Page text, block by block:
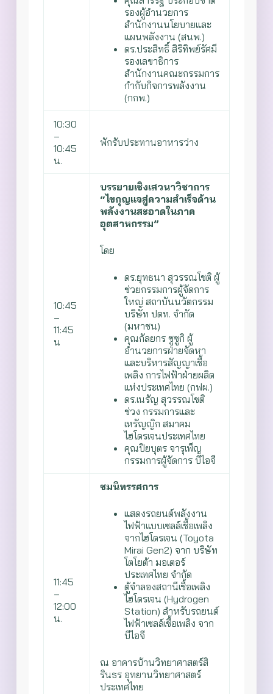
รองผู้อำนวยการ
สำนักงานนโยบายและ
แผนพลังงาน (สนพ.)
ดร.ประสิทธิ์ สิริทิพย์รัศมี
รองเลขาธิการ
สำนักงานคณะกรรมการ
กำกับกิจการพลังงาน
(กกพ.)
10:30
–
10:45
น.
พักรับประทานอาหารว่าง
10:45
–
11:45
น
บรรยายเชิงเสวนาวิชาการ
“ไขกุญแจสู่ความสำเร็จด้าน
พลังงานสะอาดในภาค
อุตสาหกรรม”
โดย
ดร.ยุทธนา สุวรรณโชติ ผู้
ช่วยกรรมการผู้จัดการ
ใหญ่ สถาบันนวัตกรรม
บริษัท ปตท. จำกัด
(มหาชน)
คุณกัลยกร ซูซูกิ ผู้
อำนวยการฝ่ายจัดหา
และบริหารสัญญาเชื้อ
เพลิง การไฟฟ้าฝ่ายผลิต
แห่งประเทศไทย (กฟผ.)
ดร.เนรัญ สุวรรณโชติ
ช่วง กรรมการและ
เหรัญญิก สมาคม
ไฮโดรเจนประเทศไทย
คุณปิยบุตร จารุเพ็ญ
กรรมการผู้จัดการ บีไอจี
11:45
–
12:00
น.
ชมนิทรรศการ
แสดงรถยนต์พลังงาน
ไฟฟ้าแบบเซลล์เชื้อเพลิง
จากไฮโดรเจน (Toyota
Mirai Gen2) จาก บริษัท
โตโยต้า มอเตอร์
ประเทศไทย จำกัด
ตู้จำลองสถานีเชื้อเพลิง
ไฮโดรเจน (Hydrogen
Station) สำหรับรถยนต์
ไฟฟ้าเซลล์เชื้อเพลิง จาก
บีไอจี
ณ อาคารบ้านวิทยาศาสตร์สิ
รินธร อุทยานวิทยาศาสตร์
ประเทศไทย